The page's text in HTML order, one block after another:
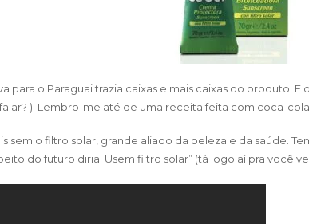
para o Paraguai trazia caixas e mais caixas do produto.
). Lembro-me até de uma receita feita com coca-
sem o filtro solar, grande aliado da beleza e da saúde.
do futuro diria: Usem filtro solar” (tá logo aí pra você